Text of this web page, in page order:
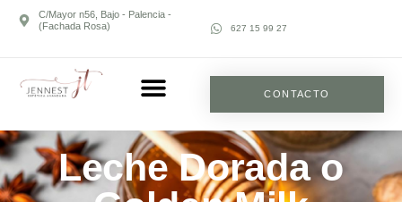
C/Mayor n56, Bajo - Palencia -
(Fachada Rosa)
627 15 99 27
CONTACTO
Leche Dorada o